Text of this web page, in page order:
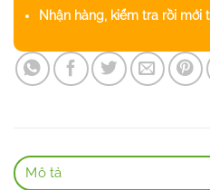
Nhận hàng, kiểm tra rồi mới
Mô tả